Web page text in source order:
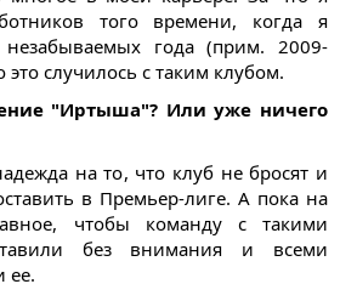
того времени, когда я
года (прим. 2009-
это случилось с таким клубом.
"Иртыша"? Или уже ничего
на то, что клуб не бросят и
в Премьер-лиге. А пока на
чтобы команду с такими
без внимания и всеми
ее.